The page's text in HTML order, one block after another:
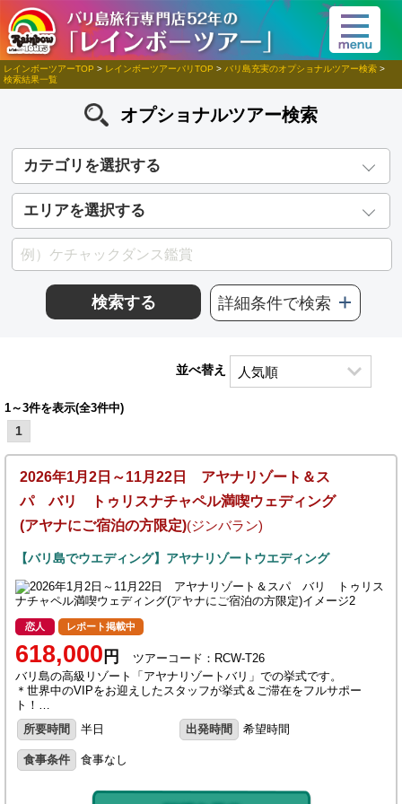
レインボーツアーTOP > レインボーツアーバリTOP > バリ島充実のオプショナルツアー検索 >
検索結果一覧
オプショナルツアー検索
カテゴリを選択する
エリアを選択する
検索する 詳細条件で検索
並べ替え
1～3件を表示(全3件中)
1
2026年1月2日～11月22日 アヤナリゾート＆ス
パ バリ トゥリスナチャペル満喫ウェディング
(アヤナにご宿泊の方限定)(ジンバラン)
【バリ島でウエディング】アヤナリゾートウエディング
恋人 レポート掲載中
618,000 円
ツアーコード：RCW-T26
バリ島の高級リゾート「アヤナリゾートバリ」での挙式です。
＊世界中のVIPをお迎えしたスタッフが挙式＆ご滞在をフルサポー
ト！…
所要時間
半日 出発時間 希望時間
食事条件 食事なし